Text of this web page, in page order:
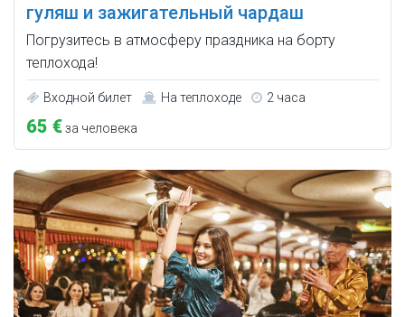
гуляш и зажигательный чардаш
Погрузитесь в атмосферу праздника на борту
теплохода!
Входной билет На теплоходе 2 часа
65 €за человека